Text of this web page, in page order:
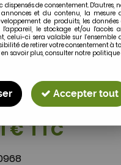
rodage IHC
le premier à donner
€TTC
de consentement. D'autres,
et du contenu, la mesure
de produits, les données
le stockage et/ou l'accès
celui-ci sera valable sur l’ensemble
de retirer votre consentement à
savoir plus, consulter notre politique
Accepter tout